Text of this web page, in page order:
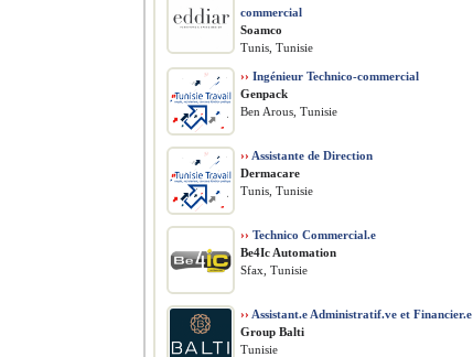
commercial
Soamco
Tunis, Tunisie
›› Ingénieur Technico-commercial
Genpack
Ben Arous, Tunisie
›› Assistante de Direction
Dermacare
Tunis, Tunisie
›› Technico Commercial.e
Be4Ic Automation
Sfax, Tunisie
›› Assistant.e Administratif.ve et Financier.e
Group Balti
Tunisie